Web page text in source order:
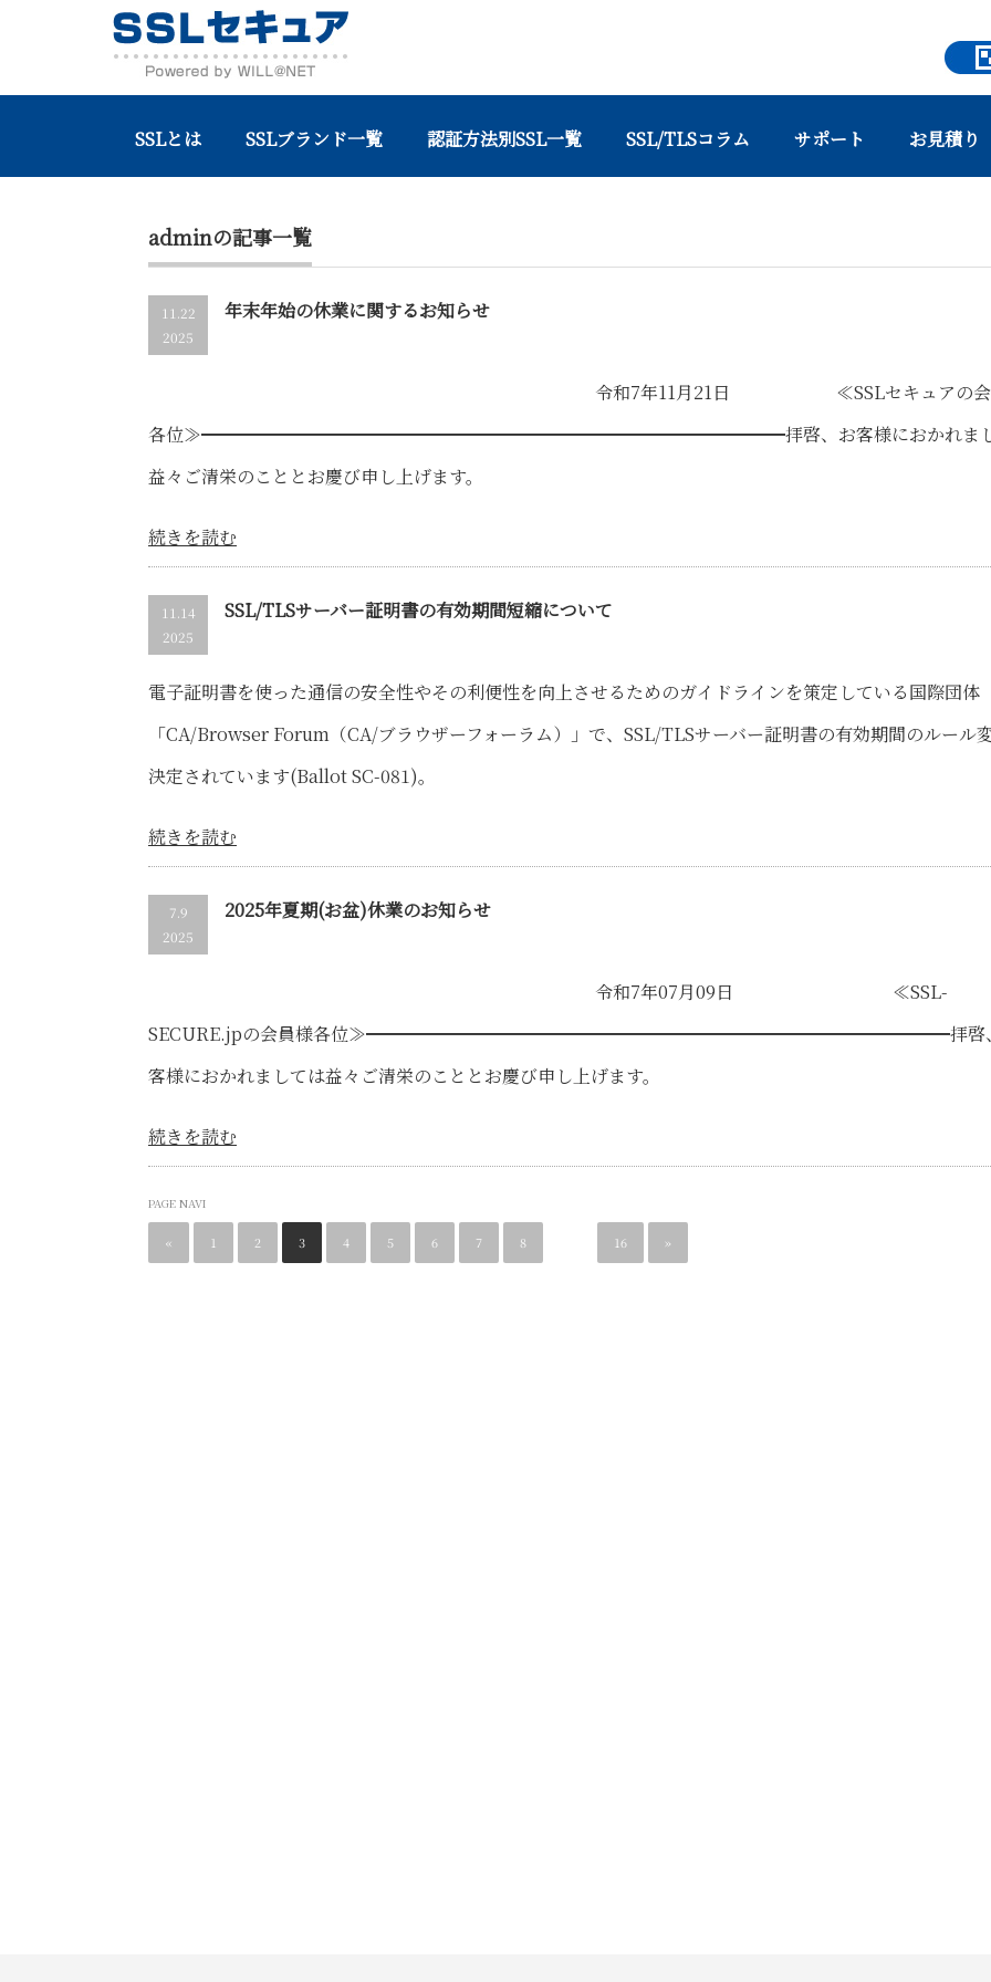
SSLとは SSLブランド一覧 認証方法別SSL一覧 SSL/TLSコラム サポート お見積り
adminの記事一覧
11.22
2025
年末年始の休業に関するお知らせ
令和7年11月21日 ≪SSLセキュアの会員
各位≫━━━━━━━━━━━━━━━━━━━━━━━━━━━━━━━━━拝啓、お客様におかれまし
益々ご清栄のこととお慶び申し上げます。
続きを読む
11.14
2025
SSL/TLSサーバー証明書の有効期間短縮について
電子証明書を使った通信の安全性やその利便性を向上させるためのガイドラインを策定している国際団体
「CA/Browser Forum（CA/ブラウザーフォーラム）」で、SSL/TLSサーバー証明書の有効期間のルール
決定されています(Ballot SC-081)。
続きを読む
7.9
2025
2025年夏期(お盆)休業のお知らせ
令和7年07月09日 ≪SSL-
SECURE.jpの会員様各位≫━━━━━━━━━━━━━━━━━━━━━━━━━━━━━━━━━拝啓
客様におかれましては益々ご清栄のこととお慶び申し上げます。
続きを読む
PAGE NAVI
« 1 2 3 4 5 6 7 8 16 »